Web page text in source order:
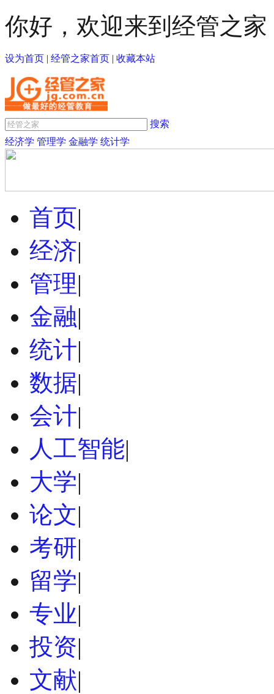
你好，欢迎来到经管之家
设为首页 | 经管之家首页 | 收藏本站
搜索
经济学 管理学 金融学 统计学
首页|
经济|
管理|
金融|
统计|
数据|
会计|
人工智能|
大学|
论文|
考研|
留学|
专业|
投资|
文献|